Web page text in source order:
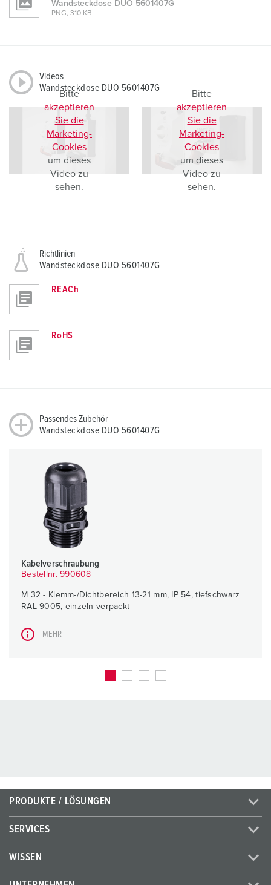
Wandsteckdose DUO 5601407G
PNG, 310 KB
Videos
Wandsteckdose DUO 5601407G
Bitte
akzeptieren
Sie die
Marketing-
Cookies
um dieses
Video zu
sehen.
Bitte
akzeptieren
Sie die
Marketing-
Cookies
um dieses
Video zu
sehen.
Richtlinien
Wandsteckdose DUO 5601407G
REACh
RoHS
Passendes Zubehör
Wandsteckdose DUO 5601407G
Kabelverschraubung
Bestellnr. 990608
M 32 - Klemm-/Dichtbereich 13-21 mm, IP 54, tiefschwarz
RAL 9005, einzeln verpackt
MEHR
PRODUKTE / LÖSUNGEN
SERVICES
WISSEN